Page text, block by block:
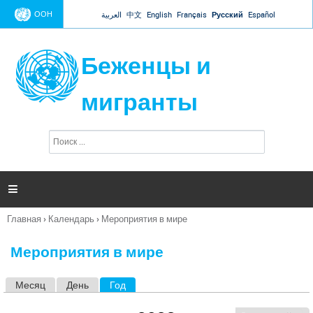
Jump to navigation
ООН العربية 中文 English Français Русский Español
Беженцы и
мигранты
п
и

Вы
Главная › Календарь › Мероприятия в мире
Мероприятия в мире
Месяц День Год